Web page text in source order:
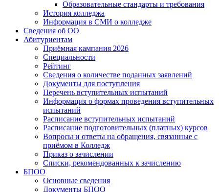
Образовательные стандарты и требования
История колледжа
Информация в СМИ о колледже
Сведения об ОО
Абитуриентам
Приёмная кампания 2026
Специальности
Рейтинг
Сведения о количестве поданных заявлений
Документы для поступления
Перечень вступительных испытаний
Информация о формах проведения вступительных
испытаний
Расписание вступительных испытаний
Расписание подготовительных (платных) курсов
Вопросы и ответы на обращения, связанные с
приёмом в Колледж
Приказ о зачислении
Списки, рекомендованных к зачислению
БПОО
Основные сведения
Документы БПОО